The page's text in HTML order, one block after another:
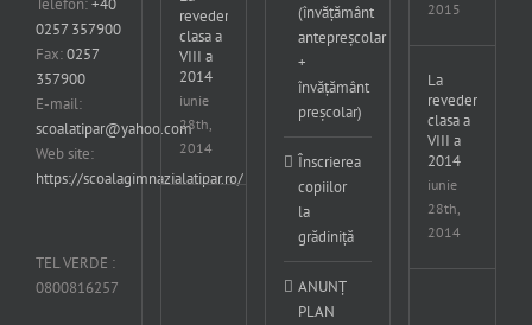
0257 357900
Fax:0257
357900
E-mail:
scoalatipar@yahoo.com
Web site:
https://scoalagimnazialatipar.ro/
TEL VERDE :
0800816257
revedere
clasa a
VIII a
2014
iunie
28th,
2014
concurs
international
(învățământ
antepreșcolar
+
învățământ
preșcolar)
Înscrierea
copiilor
la
grădiniță
ANUNȚ
PLAN
2015
La
revedere
clasa a
VIII a
2014
iunie
28th,
2014